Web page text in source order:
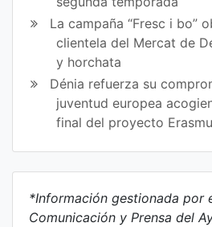
La campaña “Fresc i bo”
clientela del Mercat de
y horchata
Dénia refuerza su
juventud europea
final del proyecto
*Información gestionada por
Comunicación y Prensa del